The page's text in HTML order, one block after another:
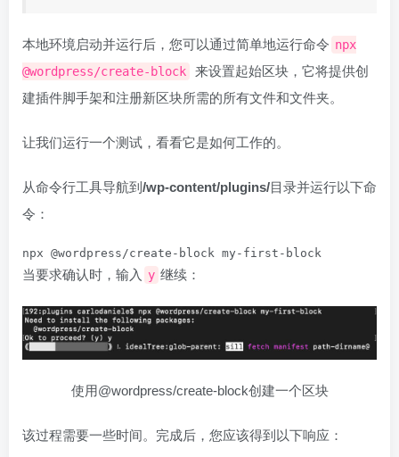
本地环境启动并运行后，您可以通过简单地运行命令 npx
@wordpress/create-block
来设置起始区块，它将提供创
建插件脚手架和注册新区块所需的所有文件和文件夹。
让我们运行一个测试，看看它是如何工作的。
从命令行工具导航到 /wp-content/plugins/目录并运行以下命
令：
npx @wordpress/create-block my-first-block
当要求确认时，输入 y 继续：
使用@wordpress/create-block创建一个区块
该过程需要一些时间。完成后，您应该得到以下响应：